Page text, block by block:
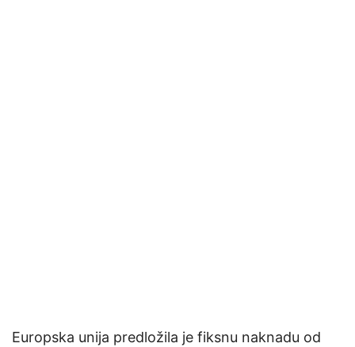
Europska unija predložila je fiksnu naknadu od